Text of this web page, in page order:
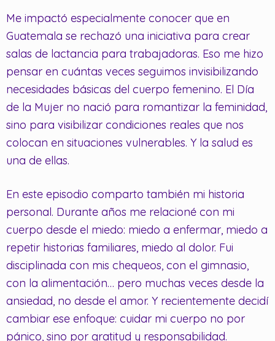
Me impactó especialmente conocer que en
Guatemala se rechazó una iniciativa para crear
salas de lactancia para trabajadoras. Eso me hizo
pensar en cuántas veces seguimos invisibilizando
necesidades básicas del cuerpo femenino. El Día
de la Mujer no nació para romantizar la feminidad,
sino para visibilizar condiciones reales que nos
colocan en situaciones vulnerables. Y la salud es
una de ellas.
En este episodio comparto también mi historia
personal. Durante años me relacioné con mi
cuerpo desde el miedo: miedo a enfermar, miedo a
repetir historias familiares, miedo al dolor. Fui
disciplinada con mis chequeos, con el gimnasio,
con la alimentación… pero muchas veces desde la
ansiedad, no desde el amor. Y recientemente decidí
cambiar ese enfoque: cuidar mi cuerpo no por
pánico, sino por gratitud y responsabilidad.